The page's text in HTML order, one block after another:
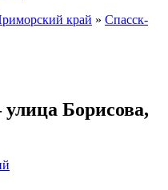
край » Спасск-
Борисова,